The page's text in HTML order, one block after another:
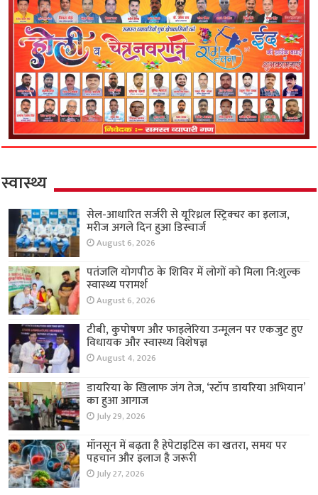
स्वास्थ्य
सेल-आधारित सर्जरी से यूरिथ्रल स्ट्रिक्चर का इलाज,
मरीज अगले दिन हुआ डिस्चार्ज
August 6, 2026
पतंजलि योगपीठ के शिविर में लोगों को मिला नि:शुल्क
स्वास्थ्य परामर्श
August 6, 2026
टीबी, कुपोषण और फाइलेरिया उन्मूलन पर एकजुट हुए
विधायक और स्वास्थ्य विशेषज्ञ
August 4, 2026
डायरिया के खिलाफ जंग तेज, ‘स्टॉप डायरिया अभियान’
का हुआ आगाज
July 29, 2026
मॉनसून में बढ़ता है हेपेटाइटिस का खतरा, समय पर
पहचान और इलाज है जरूरी
July 27, 2026